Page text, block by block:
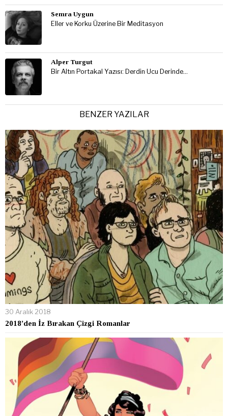
Semra Uygun
Eller ve Korku Üzerine Bir Meditasyon
Alper Turgut
Bir Altın Portakal Yazısı: Derdin Ucu Derinde…
BENZER YAZILAR
30 Aralık 2018
2018’den İz Bırakan Çizgi Romanlar